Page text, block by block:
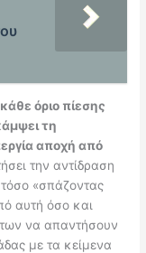
όριο πίεσης
τη
αποχή από
την αντίδραση
«σπάζοντας
αυτή όσο και
να απαντήσουν
με τα κείμενα